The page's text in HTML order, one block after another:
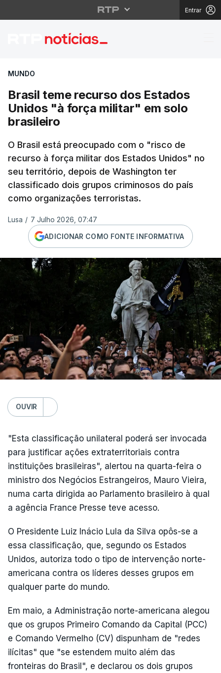
Entrar
Brasil teme recurso
MUNDO
Brasil teme recurso dos Estados
Unidos "à força militar" em solo
brasileiro
O Brasil está preocupado com o "risco de
recurso à força militar dos Estados Unidos" no
seu território, depois de Washington ter
classificado dois grupos criminosos do país
como organizações terroristas.
Lusa / 7 Julho 2026, 07:47
ADICIONAR COMO FONTE INFORMATIVA
OUVIR
"Esta classificação unilateral poderá ser invocada
para justificar ações extraterritoriais contra
instituições brasileiras", alertou na quarta-feira o
ministro dos Negócios Estrangeiros, Mauro Vieira,
numa carta dirigida ao Parlamento brasileiro à qual
a agência France Presse teve acesso.
O Presidente Luiz Inácio Lula da Silva opôs-se a
essa classificação, que, segundo os Estados
Unidos, autoriza todo o tipo de intervenção norte-
americana contra os líderes desses grupos em
qualquer parte do mundo.
Em maio, a Administração norte-americana alegou
que os grupos Primeiro Comando da Capital (PCC)
e Comando Vermelho (CV) dispunham de "redes
ilícitas" que "se estendem muito além das
fronteiras do Brasil", e declarou os dois grupos